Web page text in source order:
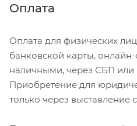
Оплата
Оплата для физических
банковской карты, онлайн-
наличными, через СБП или
Приобретение для
только через выставление